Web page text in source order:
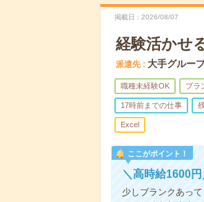
掲載日 2026/08/07
経験活かせ
派遣先 大手グルー
職種未経験OK ブラ
17時前までの仕事
Excel
ここがポイント！
＼高時給1600
少しブランクあっ